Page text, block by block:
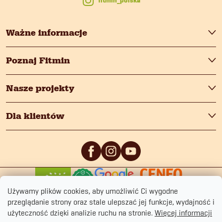
Używamy plików cookies, aby umożliwić Ci wygodne
przeglądanie strony oraz stale ulepszać jej funkcje, wydajność i
użyteczność dzięki analizie ruchu na stronie. Więcej informacji
Ważne informacje
Poznaj Fitmin
Nasze projekty
Dla klientów